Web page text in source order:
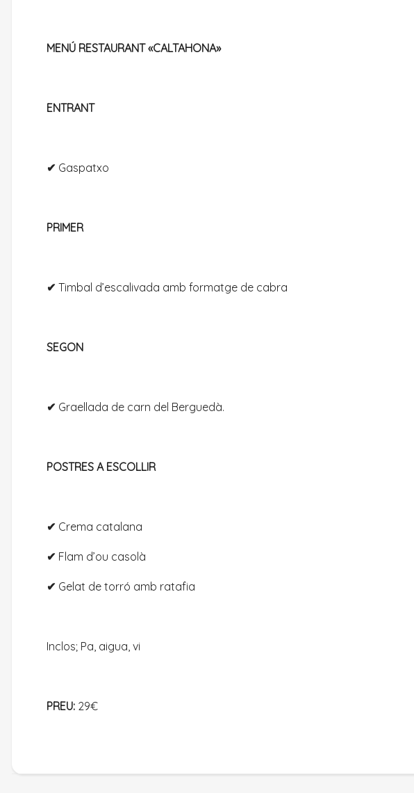
MENÚ RESTAURANT «CALTAHONA»
ENTRANT
✔ Gaspatxo
PRIMER
✔ Timbal d’escalivada amb formatge de cabra
SEGON
✔ Graellada de carn del Berguedà.
POSTRES A ESCOLLIR
✔ Crema catalana
✔ Flam d’ou casolà
✔ Gelat de torró amb ratafia
Inclos; Pa, aigua, vi
PREU: 29€